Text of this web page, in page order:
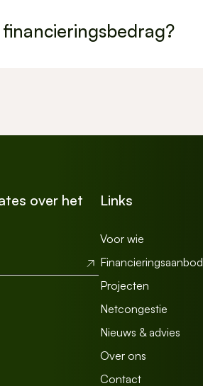
over het
Links
Voor wie
Financieringsaanbod
Projecten
Netcongestie
Nieuws & advies
Over ons
Contact